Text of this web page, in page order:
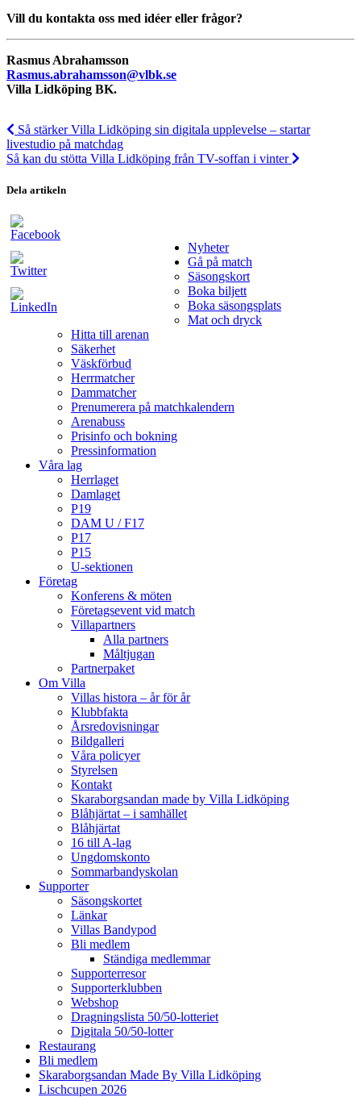
Vill du kontakta oss med idéer eller frågor?
Rasmus Abrahamsson
Rasmus.abrahamsson@vlbk.se
Villa Lidköping BK.
Så stärker Villa Lidköping sin digitala upplevelse – startar
livestudio på matchdag
Så kan du stötta Villa Lidköping från TV-soffan i vinter
Dela artikeln
Nyheter
Gå på match
Säsongskort
Boka biljett
Boka säsongsplats
Mat och dryck
Hitta till arenan
Säkerhet
Väskförbud
Herrmatcher
Dammatcher
Prenumerera på matchkalendern
Arenabuss
Prisinfo och bokning
Pressinformation
Våra lag
Herrlaget
Damlaget
P19
DAM U / F17
P17
P15
U-sektionen
Företag
Konferens & möten
Företagsevent vid match
Villapartners
Alla partners
Måltjugan
Partnerpaket
Om Villa
Villas histora – år för år
Klubbfakta
Årsredovisningar
Bildgalleri
Våra policyer
Styrelsen
Kontakt
Skaraborgsandan made by Villa Lidköping
Blåhjärtat – i samhället
Blåhjärtat
16 till A-lag
Ungdomskonto
Sommarbandyskolan
Supporter
Säsongskortet
Länkar
Villas Bandypod
Bli medlem
Ständiga medlemmar
Supporterresor
Supporterklubben
Webshop
Dragningslista 50/50-lotteriet
Digitala 50/50-lotter
Restaurang
Bli medlem
Skaraborgsandan Made By Villa Lidköping
Lischcupen 2026